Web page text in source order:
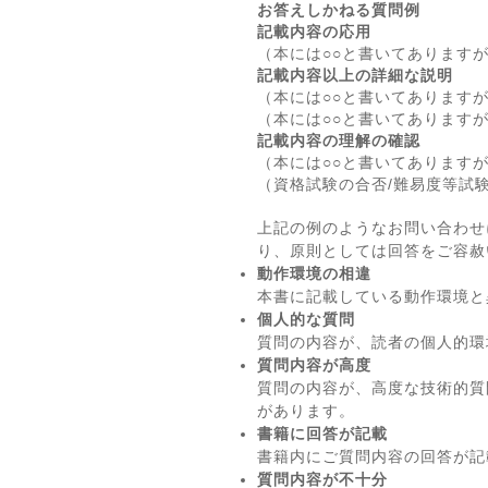
お答えしかねる質問例
記載内容の応用
（本には○○と書いてあります
記載内容以上の詳細な説明
（本には○○と書いてあります
（本には○○と書いてあります
記載内容の理解の確認
（本には○○と書いてあります
（資格試験の合否/難易度等試
上記の例のようなお問い合わ
り、原則としては回答をご容
動作環境の相違
本書に記載している動作環境
個人的な質問
質問の内容が、読者の個人的
質問内容が高度
質問の内容が、高度な技術的
があります。
書籍に回答が記載
書籍内にご質問内容の回答が
質問内容が不十分